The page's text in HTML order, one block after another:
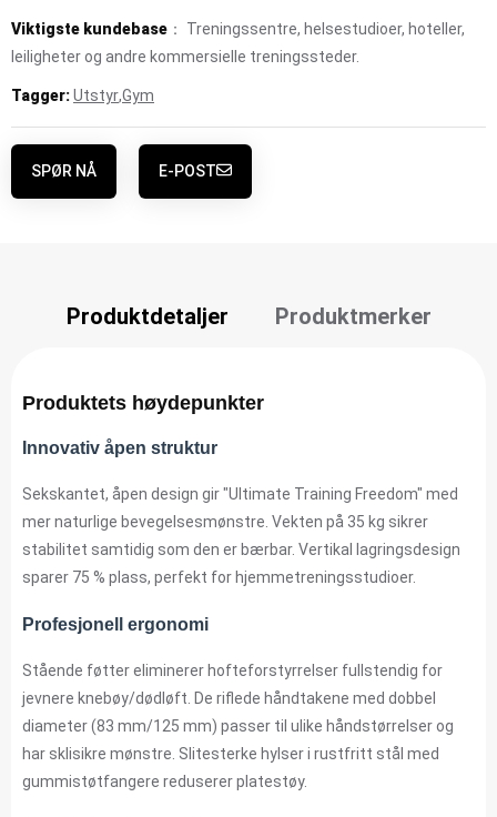
Viktigste kundebase ： Treningssentre, helsestudioer, hoteller,
leiligheter og andre kommersielle treningssteder.
Tagger:Utstyr,Gym
SPØR NÅ E-POST
Produktdetaljer Produktmerker
Produktets høydepunkter
Innovativ åpen struktur
Sekskantet, åpen design gir "Ultimate Training Freedom" med
mer naturlige bevegelsesmønstre. Vekten på 35 kg sikrer
stabilitet samtidig som den er bærbar. Vertikal lagringsdesign
sparer 75 % plass, perfekt for hjemmetreningsstudioer.
Profesjonell ergonomi
Stående føtter eliminerer hofteforstyrrelser fullstendig for
jevnere knebøy/dødløft. De riflede håndtakene med dobbel
diameter (83 mm/125 mm) passer til ulike håndstørrelser og
har sklisikre mønstre. Slitesterke hylser i rustfritt stål med
gummistøtfangere reduserer platestøy.